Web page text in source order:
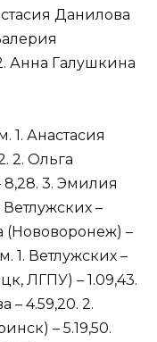
Данилова
Анна Галушкина
1. Анастасия
2. Ольга
3. Эмилия
–
(Нововоронеж) –
1. Ветлужских –
ЛГПУ) – 1.09,43.
– 4.59,20. 2.
– 5.19,50.